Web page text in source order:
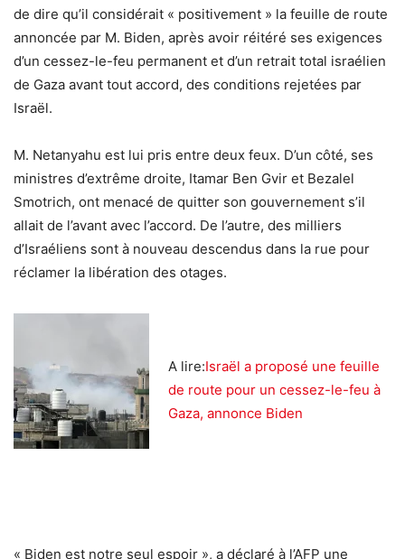
de dire qu’il considérait « positivement » la feuille de route
annoncée par M. Biden, après avoir réitéré ses exigences
d’un cessez-le-feu permanent et d’un retrait total israélien
de Gaza avant tout accord, des conditions rejetées par
Israël.
M. Netanyahu est lui pris entre deux feux. D’un côté, ses
ministres d’extrême droite, Itamar Ben Gvir et Bezalel
Smotrich, ont menacé de quitter son gouvernement s’il
allait de l’avant avec l’accord. De l’autre, des milliers
d’Israéliens sont à nouveau descendus dans la rue pour
réclamer la libération des otages.
A lire:Israël a proposé une feuille
de route pour un cessez-le-feu à
Gaza, annonce Biden
« Biden est notre seul espoir », a déclaré à l’AFP une